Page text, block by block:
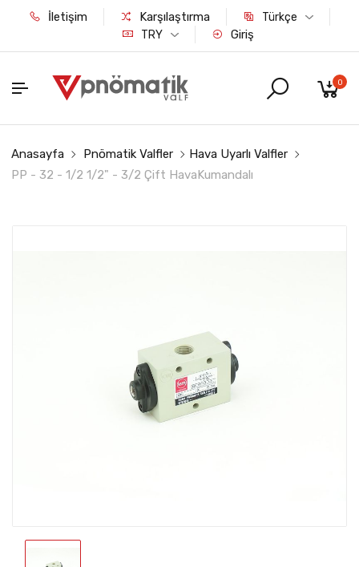
İletişim Karşılaştırma
Türkçe
TRY
Giriş
0
Anasayfa Pnömatik Valfler
Hava Uyarlı Valfler
PP - 32 - 1/2 1/2" - 3/2 Çift HavaKumandalı